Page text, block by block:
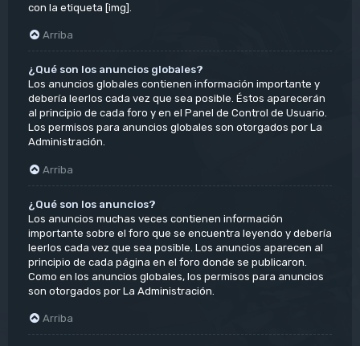
con la etiqueta [img].
Arriba
¿Qué son los anuncios globales?
Los anuncios globales contienen información importante y
debería leerlos cada vez que sea posible. Éstos aparecerán
al principio de cada foro y en el Panel de Control de Usuario.
Los permisos para anuncios globales son otorgados por La
Administración.
Arriba
¿Qué son los anuncios?
Los anuncios muchas veces contienen información
importante sobre el foro que se encuentra leyendo y debería
leerlos cada vez que sea posible. Los anuncios aparecen al
principio de cada página en el foro donde se publicaron.
Como en los anuncios globales, los permisos para anuncios
son otorgados por La Administración.
Arriba